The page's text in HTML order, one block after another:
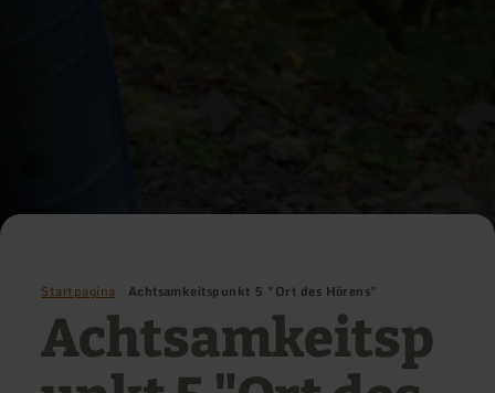
Startpagina Achtsamkeitspunkt 5 "Ort des Hörens"
Achtsamkeitsp